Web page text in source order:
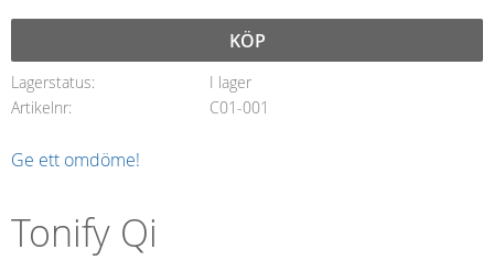
KÖP
Lagerstatus
I lager
Artikelnr
C01-001
Ge ett omdöme!
Tonify Qi